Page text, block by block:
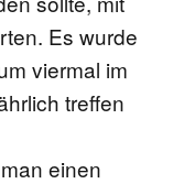
Es wurde
viermal im
treffen
einen